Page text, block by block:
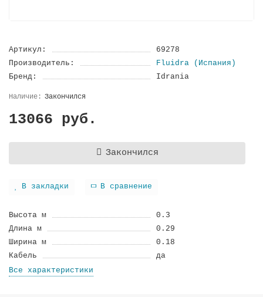
Артикул:
69278
Производитель:
Fluidra (Испания)
Бренд:
Idrania
Закончился
13066 руб.
Закончился
В закладки В сравнение
Высота м
0.3
Длина м
0.29
Ширина м
0.18
Кабель
да
Все характеристики